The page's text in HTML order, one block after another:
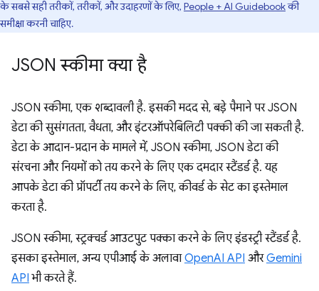
के सबसे सही तरीकों, तरीकों, और उदाहरणों के लिए, People + AI Guidebookकी
समीक्षा करनी चाहिए.
JSON स्कीमा क्या है
JSON स्कीमा, एक शब्दावली है. इसकी मदद से, बड़े पैमाने पर JSON
डेटा की सुसंगतता, वैधता, और इंटरऑपरेबिलिटी पक्की की जा सकती है.
डेटा के आदान-प्रदान के मामले में, JSON स्कीमा, JSON डेटा की
संरचना और नियमों को तय करने के लिए एक दमदार स्टैंडर्ड है. यह
आपके डेटा की प्रॉपर्टी तय करने के लिए, कीवर्ड के सेट का इस्तेमाल
करता है.
JSON स्कीमा, स्ट्रक्चर्ड आउटपुट पक्का करने के लिए इंडस्ट्री स्टैंडर्ड है.
इसका इस्तेमाल, अन्य एपीआई के अलावाOpenAI API औरGemini
API भी करते हैं.